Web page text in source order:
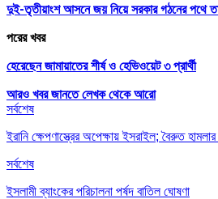
দুই-তৃতীয়াংশ আসনে জয় নিয়ে সরকার গঠনের পথে
পরের খবর
হেরেছেন জামায়াতের শীর্ষ ও হেভিওয়েট ৩ প্রার্থী
আরও খবর জানতে লেখক থেকে আরো
সর্বশেষ
ইরানি ক্ষেপণাস্ত্রের অপেক্ষায় ইসরাইল; বৈরুত
সর্বশেষ
ইসলামী ব্যাংকের পরিচালনা পর্ষদ বাতিল ঘোষণা